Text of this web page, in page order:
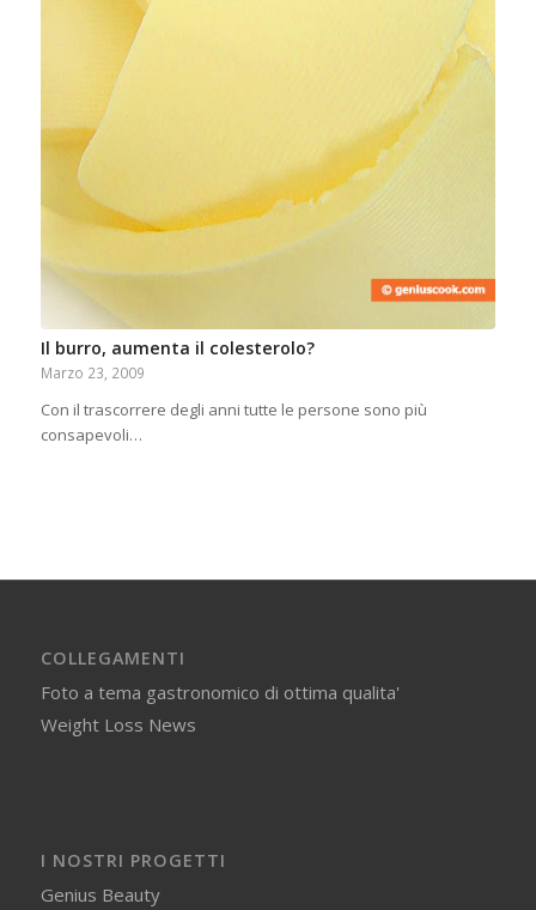
Il burro, aumenta il colesterolo?
Marzo 23, 2009
Con il trascorrere degli anni tutte le persone sono più
consapevoli…
COLLEGAMENTI
Foto a tema gastronomico di ottima qualita'
Weight Loss News
I NOSTRI PROGETTI
Genius Beauty